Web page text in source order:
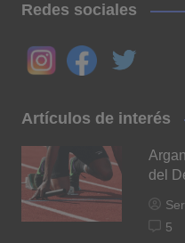
Redes sociales
Artículos de interés
del
5